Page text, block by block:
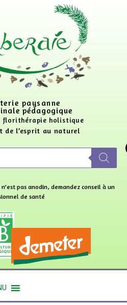
paysanne
pédagogique
florithérapie holistique
de l’esprit au naturel
pas anodin, demandez conseil à un
de santé